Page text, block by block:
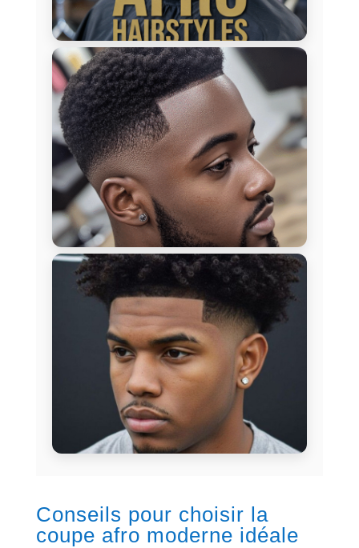
Conseils pour choisir la
coupe afro moderne idéale